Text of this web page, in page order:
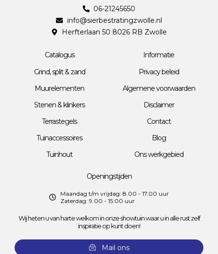
06-21245650
info@sierbestratingzwolle.nl
Herfterlaan 50 8026 RB Zwolle
Catalogus
Grind, split & zand
Muurelementen
Stenen & klinkers
Terrastegels
Tuinaccessoires
Tuinhout
Informatie
Privacy beleid
Algemene voorwaarden
Disclaimer
Contact
Blog
Ons werkgebied
Openingstijden
Maandag t/m vrijdag: 8.00 - 17.00 uur
Zaterdag: 9.00 - 15:00 uur
Wij heten u van harte welkom in onze showtuin waar u in alle rust zelf
inspiratie op kunt doen!
Mail ons